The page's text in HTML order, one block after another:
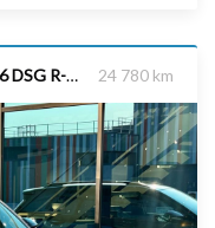
VOLKSWAGEN T-CROSS 1.0 TSI 116 DSG R-LINE 24 780 km